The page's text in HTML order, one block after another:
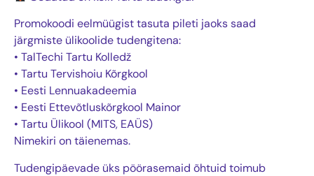
Promokoodi eelmüügist tasuta pileti jaoks saad
järgmiste ülikoolide tudengitena:
• TalTechi Tartu Kolledž
• Tartu Tervishoiu Kõrgkool
• Eesti Lennuakadeemia
• Eesti Ettevõtluskõrgkool Mainor
• Tartu Ülikool (MITS, EAÜS)
Nimekiri on täienemas.
Tudengipäevade üks pöörasemaid õhtuid toimub